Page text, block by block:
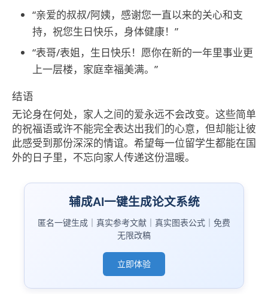
“亲爱的叔叔/阿姨，感谢您一直以来的关心和支
持，祝您生日快乐，身体健康！”
“表哥/表姐，生日快乐！愿你在新的一年里事业更
上一层楼，家庭幸福美满。”
结语
无论身在何处，家人之间的爱永远不会改变。这些简单
的祝福语或许不能完全表达出我们的心意，但却能让彼
此感受到那份深深的情谊。希望每一位留学生都能在国
外的日子里，不忘向家人传递这份温暖。
辅成AI一键生成论文系统
匿名一键生成｜真实参考文献｜真实图表公式｜免费
无限改稿
立即体验